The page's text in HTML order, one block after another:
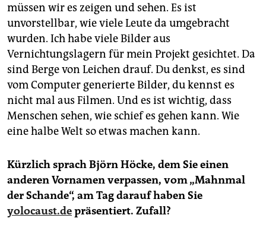
müssen wir es zeigen und sehen. Es ist
unvorstellbar, wie viele Leute da umgebracht
wurden. Ich habe viele Bilder aus
Vernichtungslagern für mein Projekt gesichtet. Da
sind Berge von Leichen drauf. Du denkst, es sind
vom Computer generierte Bilder, du kennst es
nicht mal aus Filmen. Und es ist wichtig, dass
Menschen sehen, wie schief es gehen kann. Wie
eine halbe Welt so etwas machen kann.
Kürzlich sprach Björn Höcke, dem Sie einen
anderen Vornamen verpassen, vom „Mahnmal
der Schande“, am Tag darauf haben Sie
yolocaust.depräsentiert. Zufall?